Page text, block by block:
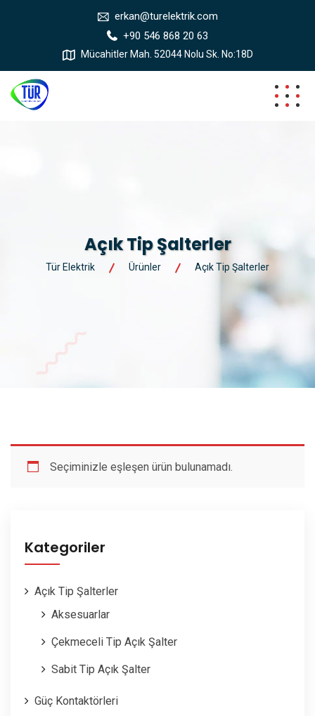
erkan@turelektrik.com
+90 546 868 20 63
Mücahitler Mah. 52044 Nolu Sk. No:18D
Açık Tip Şalterler
Tür Elektrik Ürünler Açık Tip Şalterler
Seçiminizle eşleşen ürün bulunamadı.
Kategoriler
Açık Tip Şalterler
Aksesuarlar
Çekmeceli Tip Açık Şalter
Sabit Tip Açık Şalter
Güç Kontaktörleri